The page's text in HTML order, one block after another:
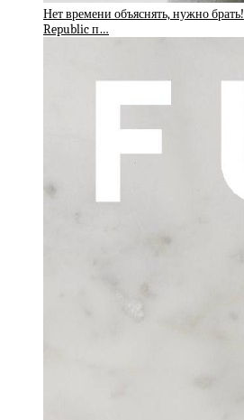
Нет времени объяснять, нужно
Republic п…